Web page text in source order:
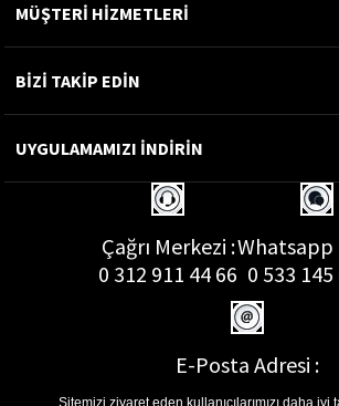
MÜŞTERİ HİZMETLERİ
BİZİ TAKİP EDİN
UYGULAMAMIZI İNDİRİN
Çağrı Merkezi :
0 312 911 44 66
Whatsapp
0 533 145
E-Posta Adresi :
Sitemizi ziyaret eden kullanıcılarımızı daha iyi